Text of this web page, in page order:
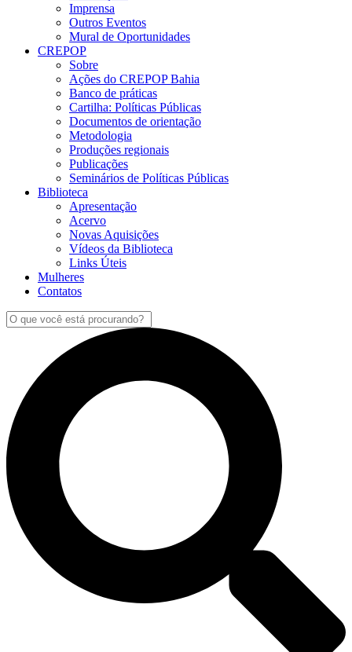
Imprensa
Outros Eventos
Mural de Oportunidades
CREPOP
Sobre
Ações do CREPOP Bahia
Banco de práticas
Cartilha: Políticas Públicas
Documentos de orientação
Metodologia
Produções regionais
Publicações
Seminários de Políticas Públicas
Biblioteca
Apresentação
Acervo
Novas Aquisições
Vídeos da Biblioteca
Links Úteis
Mulheres
Contatos